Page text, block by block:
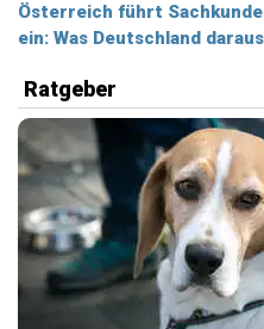
Österreich führt
ein: Was Deutschland
Ratgeber